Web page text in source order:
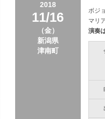
2018
11/16
（金）
新潟県
津南町
ボジ
マリ
演奏